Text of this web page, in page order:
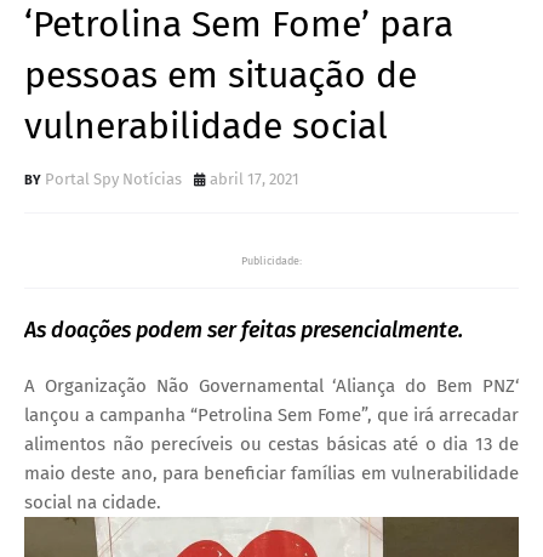
‘Petrolina Sem Fome’ para
pessoas em situação de
vulnerabilidade social
Portal Spy Notícias abril 17, 2021
Publicidade:
As doações podem ser feitas presencialmente.
A Organização Não Governamental ‘Aliança do Bem PNZ‘
lançou a campanha “Petrolina Sem Fome”, que irá arrecadar
alimentos não perecíveis ou cestas básicas até o dia 13 de
maio deste ano, para beneficiar famílias em vulnerabilidade
social na cidade.